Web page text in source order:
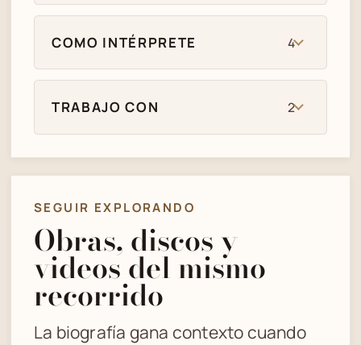
COMO INTÉRPRETE 4
TRABAJO CON 2
SEGUIR EXPLORANDO
Obras, discos y
videos del mismo
recorrido
La biografía gana contexto cuando